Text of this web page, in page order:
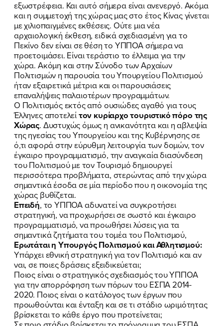
εξωστρέφεια. Και αυτό σήμερα είναι ανενεργό. Ακόμα
και η συμμετοχή της χώρας μας στο έτος Κίνας γίνεται
με χιλιοπαιγμένες εκθέσεις. Ούτε μια νέα
αρχαιολογική έκθεση, ειδικά σχεδιασμένη για το
Πεκίνο δεν είναι σε θέση το ΥΠΠΟΑ σήμερα να
προετοιμάσει. Είναι τεράστιο το έλλειμα για την
χώρα. Ακόμη και στην Σύνοδο των Αρχαίων
Πολιτισμών η παρουσία του Υπουργείου Πολιτισμού
ήταν εξαιρετικά μέτρια και οι παρουσιάσεις
επαναλήψεις παλαιοτέρων προγραμμάτων.
Ο Πολιτισμός εκτός από ουσιώδες αγαθό για τους
Έλληνες αποτελείτον κυρίαρχο τουριστικό πόρο της
Χώρας. Δυστυχώς όμως η ανικανότητα και η αβλεψία
της ηγεσίας του Υπουργείου και της Κυβέρνησης σε
ό,τι αφορά στην εύρυθμη λειτουργία των δομών, τον
έγκαιρο προγραμματισμό, την αναγκαία διασύνδεση
του Πολιτισμού με τον Τουρισμό δημιουργεί
περισσότερα προβλήματα, στερώντας από την χώρα
σημαντικά έσοδα σε μία περίοδο που η οικονομία της
χώρας βυθίζεται.
Επειδή, το ΥΠΠΟΑ αδυνατεί να συγκροτήσει
στρατηγική, να προχωρήσει σε σωστό και έγκαιρο
προγραμματισμό, να προωθήσει λύσεις για τα
σημαντικά ζητήματα του τομέα του Πολιτισμού,
Ερωτάται η Υπουργός Πολιτισμού και Αθλητισμού:
Υπάρχει εθνική στρατηγική για τον Πολιτισμό και αν
ναι, σε ποιες δράσεις εξειδικεύεται;
Ποιος είναι ο στρατηγικός σχεδιασμός του ΥΠΠΟΑ
για την απορρόφηση των πόρων του ΕΣΠΑ 2014-
2020. Ποιος είναι ο κατάλογος των έργων που
προωθούνται και ένταξη και σε τι στάδιο ωριμότητας
βρίσκεται το κάθε έργο που προτείνεται;